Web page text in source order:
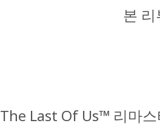
본 리
The Last Of Us™ 리마